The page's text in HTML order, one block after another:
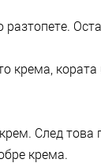
крема,
След това
крема.